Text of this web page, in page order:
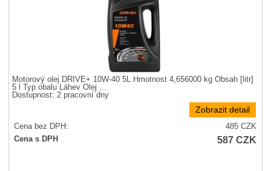
Motorový olej DRIVE+ 10W-40 5L Hmotnost 4,656000 kg Obsah [litr]
5 l Typ obalu Láhev Olej ...
Dostupnost: 2 pracovní dny
Zobrazit detail
Cena bez DPH: 485CZK
Cena s DPH
587CZK